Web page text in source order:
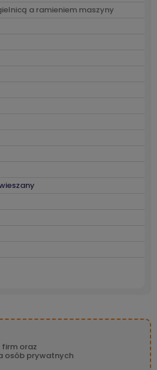
a ramieniem maszyny
firm oraz
osób prywatnych